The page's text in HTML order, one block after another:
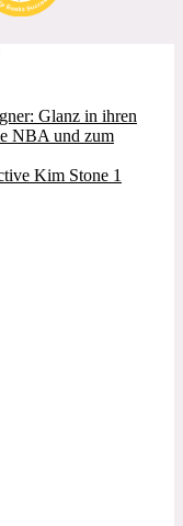
Glanz in ihren
NBA und zum
Kim Stone 1